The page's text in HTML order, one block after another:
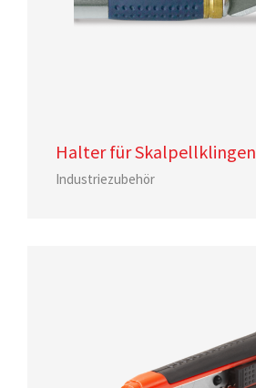
Halter für Skalpellklingen
Industriezubehör